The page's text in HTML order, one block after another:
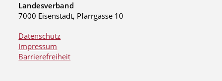
Landesverband
7000 Eisenstadt, Pfarrgasse 10
Datenschutz
Impressum
Barrierefreiheit